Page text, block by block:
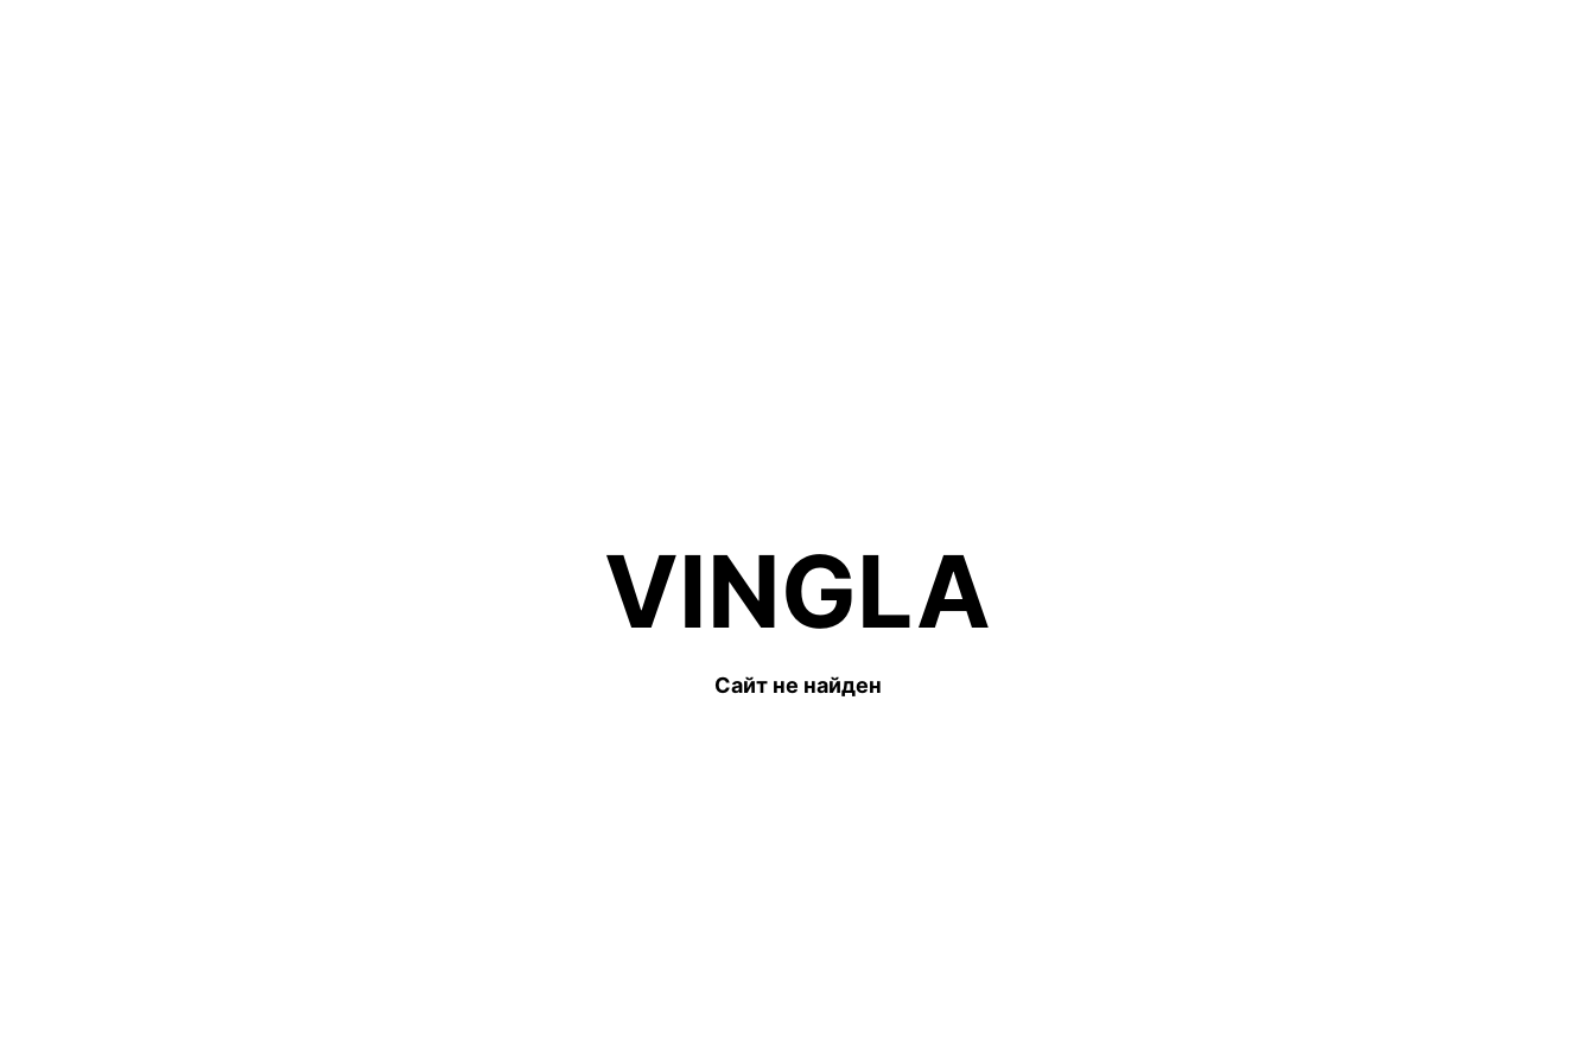
VINGLA
Сайт не найден